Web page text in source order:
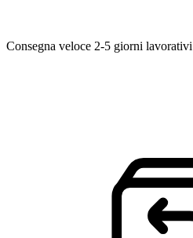
Consegna veloce 2-5 giorni lavorativi